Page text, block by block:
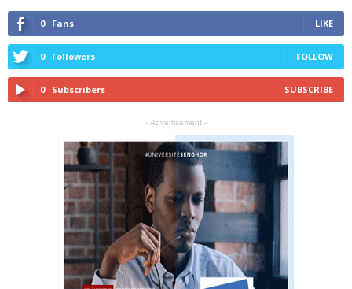
0 Fans LIKE
0 Followers FOLLOW
0 Subscribers SUBSCRIBE
- Advertisement -